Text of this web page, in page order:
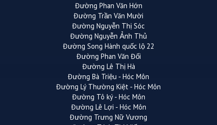
Đường Phan Văn Hớn
Đường Trần Văn Mười
Đường Nguyễn Thị Sóc
Đường Nguyễn Ảnh Thủ
Đường Song Hành quốc lộ 22
Đường Phan Văn Đối
Đường Lê Thị Hà
Đường Bà Triệu - Hóc Môn
Đường Lý Thường Kiệt - Hóc Môn
Đường Tô ký - Hóc Môn
Đường Lê Lợi - Hóc Môn
Đường Trưng Nữ Vương